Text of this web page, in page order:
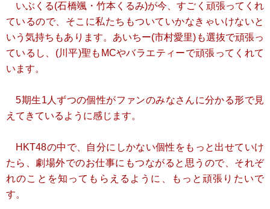
いぶくる(石橋颯・竹本くるみ)が今、すごく頑張ってくれ
ているので、そこに私たちもついていかなきゃいけないと
いう気持ちもあります。あいちー(市村愛里)も選抜で頑張っ
ているし、(川平)聖もMCやバラエティーで頑張ってくれて
います。
5期生1人ずつの個性がファンのみなさんに分かる形で見
えてきているように感じます。
HKT48の中で、自分にしかない個性をもっと出せていけ
たら、劇場外でのお仕事にもつながると思うので、それぞ
れのことを知ってもらえるように、もっと頑張りたいで
す。